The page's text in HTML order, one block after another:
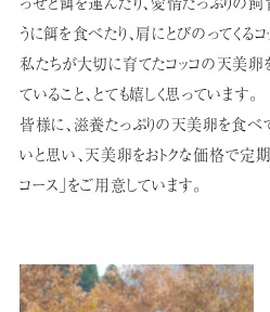
うに餌を食べたり、肩にとびのってくる
私たちが大切に育てたコッコの天美卵
ていること、とても嬉しく思っています。
皆様に、滋養たっぷりの天美卵を食べ
いと思い、天美卵をおトクな価格で定
コース」をご用意しています。